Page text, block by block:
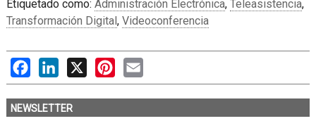
Etiquetado como: Administración Electrónica, Teleasistencia,
Transformación Digital , Videoconferencia
FacebookLinkedIn Pinterest
NEWSLETTER